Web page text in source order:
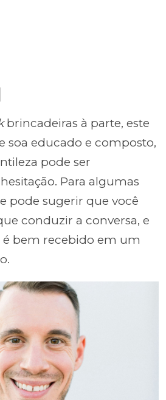
brincadeiras à parte, este
soa educado e composto,
pode ser
Para algumas
pode sugerir que você
conduzir a conversa, e
é bem recebido em um